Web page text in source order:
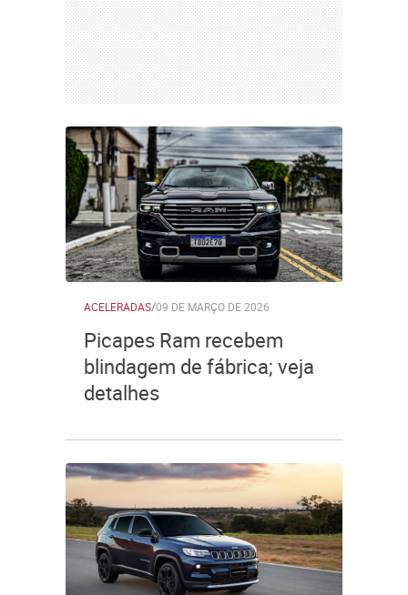
ACELERADAS/09 DE MARÇO DE 2026
Picapes Ram recebem
blindagem de fábrica; veja
detalhes